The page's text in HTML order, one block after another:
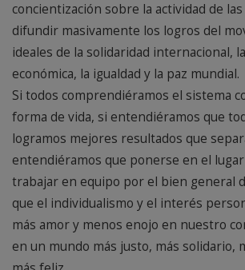
concientización sobre la actividad de
difundir masivamente los logros del
ideales de la solidaridad internacional,
económica, la igualdad y la paz mundial.
Si todos comprendiéramos el sistema
forma de vida, si entendiéramos que
logramos mejores resultados que
entendiéramos que ponerse en el
trabajar en equipo por el bien general
que el individualismo y el interés
más amor y menos enojo en nuestro
en un mundo más justo, más solidario,